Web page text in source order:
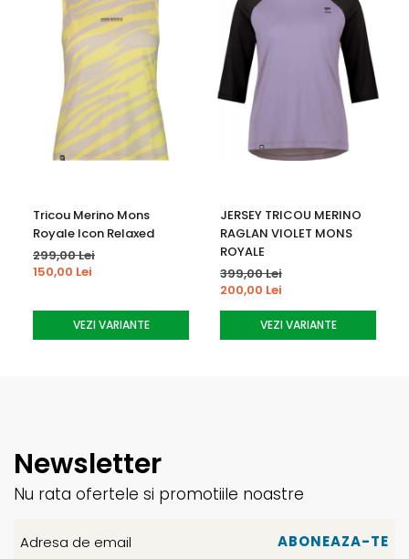
Tricou Merino Mons
Royale Icon Relaxed
299,00 Lei
150,00 Lei
VEZI VARIANTE
JERSEY TRICOU MERINO
RAGLAN VIOLET MONS
ROYALE
399,00 Lei
200,00 Lei
VEZI VARIANTE
Newsletter
Nu rata ofertele si promotiile noastre